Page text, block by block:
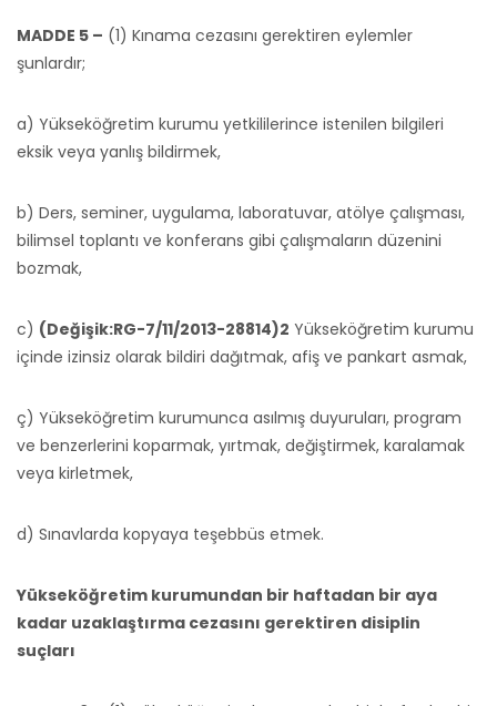
MADDE 5 – (1) Kınama cezasını gerektiren eylemler
şunlardır;
a) Yükseköğretim kurumu yetkililerince istenilen bilgileri
eksik veya yanlış bildirmek,
b) Ders, seminer, uygulama, laboratuvar, atölye çalışması,
bilimsel toplantı ve konferans gibi çalışmaların düzenini
bozmak,
c) (Değişik:RG-7/11/2013-28814)2 Yükseköğretim kurumu
içinde izinsiz olarak bildiri dağıtmak, afiş ve pankart asmak,
ç) Yükseköğretim kurumunca asılmış duyuruları, program
ve benzerlerini koparmak, yırtmak, değiştirmek, karalamak
veya kirletmek,
d) Sınavlarda kopyaya teşebbüs etmek.
Yükseköğretim kurumundan bir haftadan bir aya
kadar uzaklaştırma cezasını gerektiren disiplin
suçları